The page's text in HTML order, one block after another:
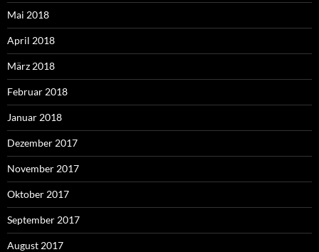
Mai 2018
April 2018
März 2018
Februar 2018
Januar 2018
Dezember 2017
November 2017
Oktober 2017
September 2017
August 2017